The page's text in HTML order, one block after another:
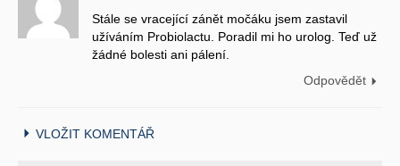
Stále se vracející zánět močáku jsem zastavil
užíváním Probiolactu. Poradil mi ho urolog. Teď už
žádné bolesti ani pálení.
Odpovědět
VLOŽIT KOMENTÁŘ